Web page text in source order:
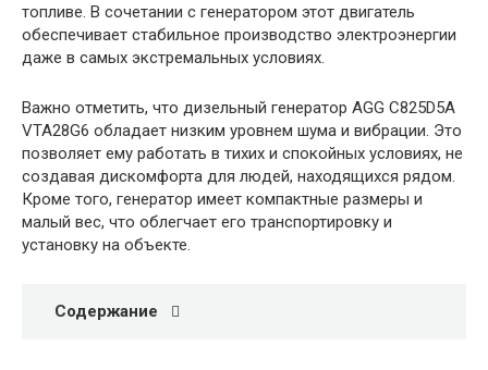
топливе. В сочетании с генератором этот двигатель
обеспечивает стабильное производство электроэнергии
даже в самых экстремальных условиях.
Важно отметить, что дизельный генератор AGG C825D5A
VTA28G6 обладает низким уровнем шума и вибрации. Это
позволяет ему работать в тихих и спокойных условиях, не
создавая дискомфорта для людей, находящихся рядом.
Кроме того, генератор имеет компактные размеры и
малый вес, что облегчает его транспортировку и
установку на объекте.
Содержание